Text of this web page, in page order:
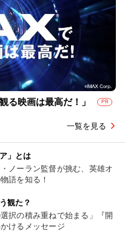
る映画は最高だ！」 PR
一覧を見る
」とは
ノーラン監督が挑む、英雄オ
語を知る！
観た？
選択の積み重ねで始まる」『開
けるメッセージ